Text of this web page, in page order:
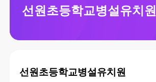
선원초등학교병설유치원
선원초등학교병설유치원